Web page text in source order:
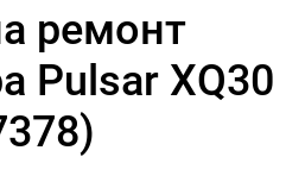
ремонт
Pulsar XQ30